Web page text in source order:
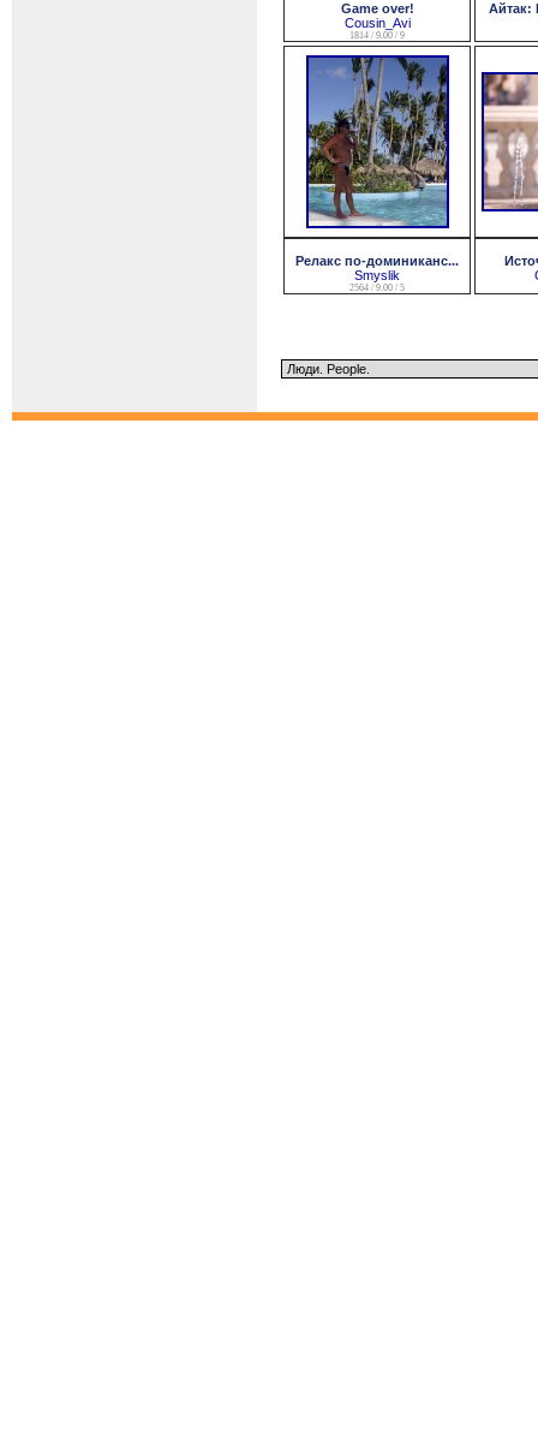
Game over!
Cousin_Avi
1814 / 9.00 / 9
Айтак:
Релакс по-доминиканс...
Smyslik
2564 / 9.00 / 5